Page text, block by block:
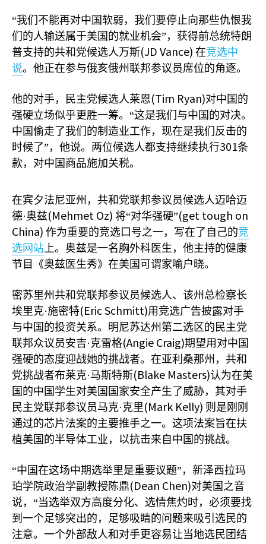
“我们不能再对中国软弱，我们要停止向那些仇恨我
们的人输送属于美国的就业机会”，获得前总统特朗
普支持的共和党候选人万斯(JD Vance) 在竞选中
说。他正在参与俄亥俄州联邦参议员席位的角逐。
他的对手，民主党候选人莱恩(Tim Ryan)对中国的
强硬立场似乎更胜一筹。“这是我们与中国的对决。
中国偷走了我们的制造业工作，现在是我们反击的
时候了”，他说。两位候选人都支持继续执行301条
款，对中国商品施加关税。
在宾夕法尼亚州，共和党联邦参议员候选人迈哈迈
德·奥兹(Mehmet Oz) 将“对华强硬”(get tough on
China) 作为重要的竞选口号之一，写在了自己的竞
选网站上。奥兹是一名胸外科医生，他主持的健康
节目《奥兹医生秀》在美国可谓家喻户晓。
密苏里州共和党联邦参议员候选人、该州总检察长
埃里克·施密特(Eric Schmitt)用竞选广告披露对手
与中国的投资关系。明尼苏达州第二选区的民主党
联邦众议员安吉·克雷格(Angie Craig)期望用对中国
强硬的态度迎战她的挑战者。在亚利桑那州，共和
党挑战者布莱克·马斯特斯(Blake Masters)认为在美
国的中国学生对美国国家安全产生了威胁，其对手
民主党联邦参议员马克·克里 (Mark Kelly) 则是刚刚
通过的芯片法案的主要推手之一。这项法案旨在扶
植美国的半导体工业，以抗击来自中国的挑战。
“中国在这场中期选举里是重要议题”，新泽西拉玛
珀学院政治学副教授陈鼎(Dean Chen)对美国之音
说，“当选举双方高度分化、选情焦灼时，必须要找
到一个足够突出的，足够吸睛的问题来吸引选民的
注意。一个外部敌人和对手更容易让当地选民团结